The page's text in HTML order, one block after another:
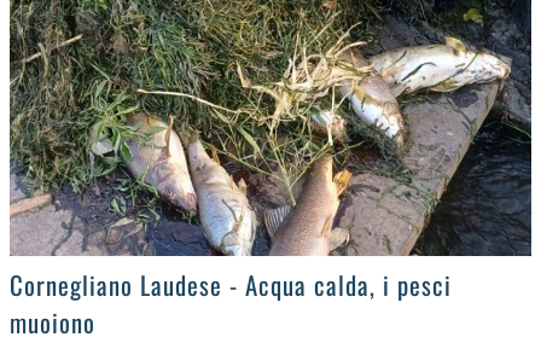
>
Cornegliano Laudese - Acqua calda, i pesci
muoiono